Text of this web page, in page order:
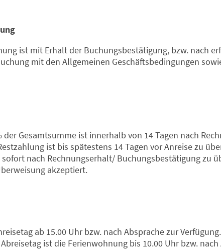
ist mit Erhalt der Buchungsbestätigung, bzw. nach
mit den Allgemeinen Geschäftsbedingungen
der Gesamtsumme ist innerhalb von 14 Tagen nach
ist bis spätestens 14 Tagen vor Anreise zu
nach Rechnungserhalt/ Buchungsbestätigung zu
akzeptiert.
ab 15.00 Uhr bzw. nach Absprache zur
ist die Ferienwohnung bis 10.00 Uhr bzw.